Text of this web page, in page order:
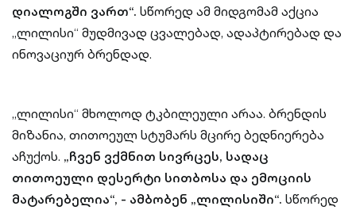
დიალოგში ვართ“. სწორედ ამ მიდგომამ აქცია
„ლილისი“ მუდმივად ცვალებად, ადაპტირებად და
ინოვაციურ ბრენდად.
„ლილისი“ მხოლოდ ტკბილეული არაა. ბრენდის
მიზანია, თითოეულ სტუმარს მცირე ბედნიერება
აჩუქოს. „ჩვენ ვქმნით სივრცეს, სადაც
თითოეული დესერტი სითბოსა და ემოციის
მატარებელია“, - ამბობენ „ლილისიში“. სწორედ